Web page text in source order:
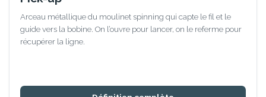
Arceau métallique du moulinet spinning qui capte le fil et le
guide vers la bobine. On l’ouvre pour lancer, on le referme pour
récupérer la ligne.